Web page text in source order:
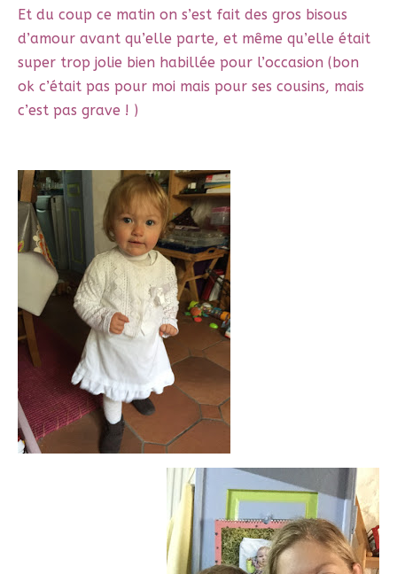
Et du coup ce matin on s’est fait des gros bisous
d’amour avant qu’elle parte, et même qu’elle était
super trop jolie bien habillée pour l’occasion (bon
ok c’était pas pour moi mais pour ses cousins, mais
c’est pas grave ! )